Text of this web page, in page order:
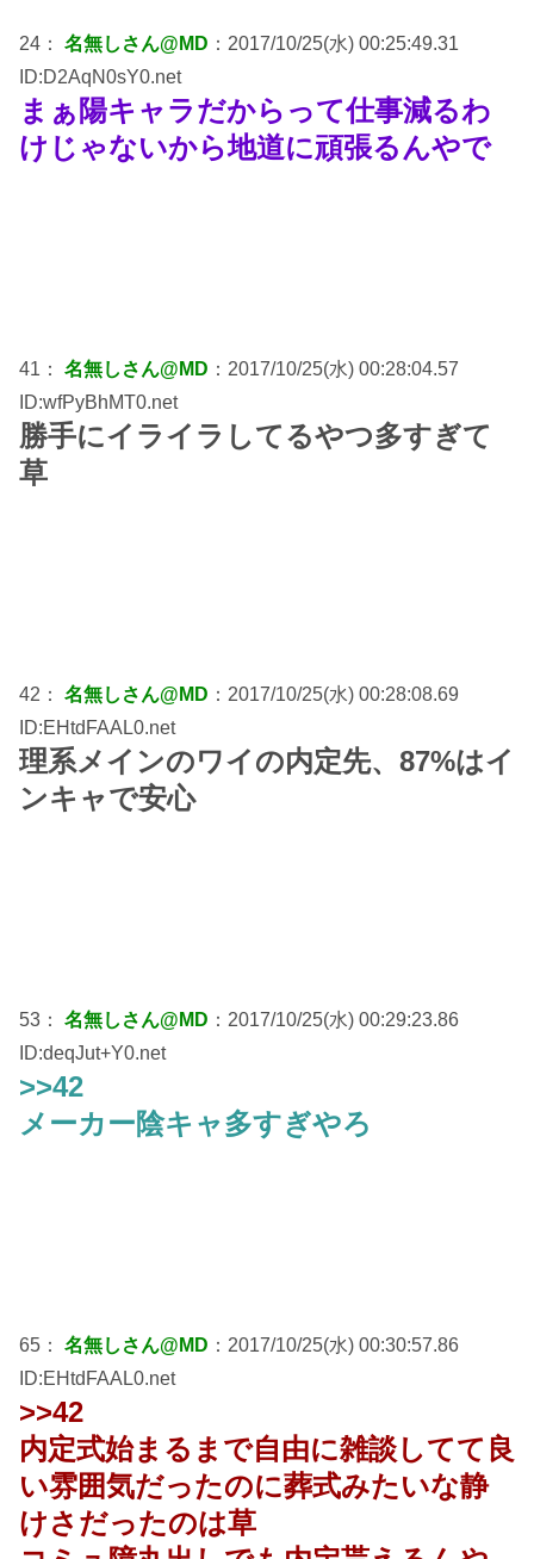
24： 名無しさん@MD ：2017/10/25(水) 00:25:49.31
ID:D2AqN0sY0.net
まぁ陽キャラだからって仕事減るわ
けじゃないから地道に頑張るんやで
41： 名無しさん@MD ：2017/10/25(水) 00:28:04.57
ID:wfPyBhMT0.net
勝手にイライラしてるやつ多すぎて
草
42： 名無しさん@MD ：2017/10/25(水) 00:28:08.69
ID:EHtdFAAL0.net
理系メインのワイの内定先、87%はイ
ンキャで安心
53： 名無しさん@MD ：2017/10/25(水) 00:29:23.86
ID:deqJut+Y0.net
>>42
メーカー陰キャ多すぎやろ
65： 名無しさん@MD ：2017/10/25(水) 00:30:57.86
ID:EHtdFAAL0.net
>>42
内定式始まるまで自由に雑談してて良
い雰囲気だったのに葬式みたいな静
けさだったのは草